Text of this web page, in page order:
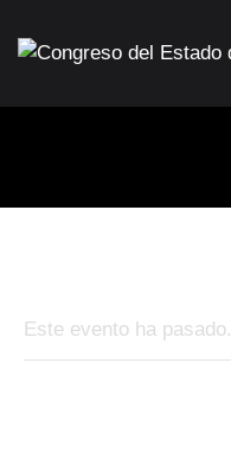
Este evento ha pasado.